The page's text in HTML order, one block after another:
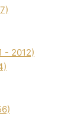
- 2012)